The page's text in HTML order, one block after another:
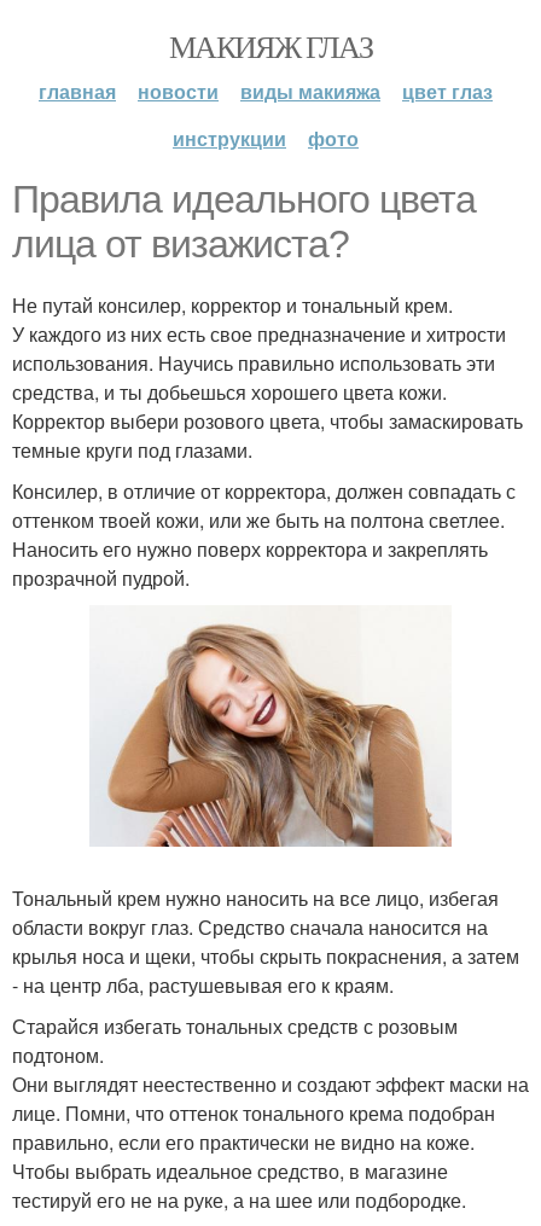
МАКИЯЖ ГЛАЗ
главная новости виды макияжа
цвет глаз
инструкции
фото
Правила идеального цвета
лица от визажиста?
Не путай консилер, корректор и тональный крем.
У каждого из них есть свое предназначение и хитрости
использования. Научись правильно использовать эти
средства, и ты добьешься хорошего цвета кожи.
Корректор выбери розового цвета, чтобы замаскировать
темные круги под глазами.
Консилер, в отличие от корректора, должен совпадать с
оттенком твоей кожи, или же быть на полтона светлее.
Наносить его нужно поверх корректора и закреплять
прозрачной пудрой.
Тональный крем нужно наносить на все лицо, избегая
области вокруг глаз. Средство сначала наносится на
крылья носа и щеки, чтобы скрыть покраснения, а затем
- на центр лба, растушевывая его к краям.
Старайся избегать тональных средств с розовым
подтоном.
Они выглядят неестественно и создают эффект маски на
лице. Помни, что оттенок тонального крема подобран
правильно, если его практически не видно на коже.
Чтобы выбрать идеальное средство, в магазине
тестируй его не на руке, а на шее или подбородке.